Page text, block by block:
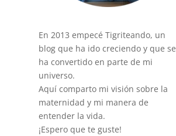
En 2013 empecé Tigriteando, un
blog que ha ido creciendo y que se
ha convertido en parte de mi
universo.
Aquí comparto mi visión sobre la
maternidad y mi manera de
entender la vida.
¡Espero que te guste!